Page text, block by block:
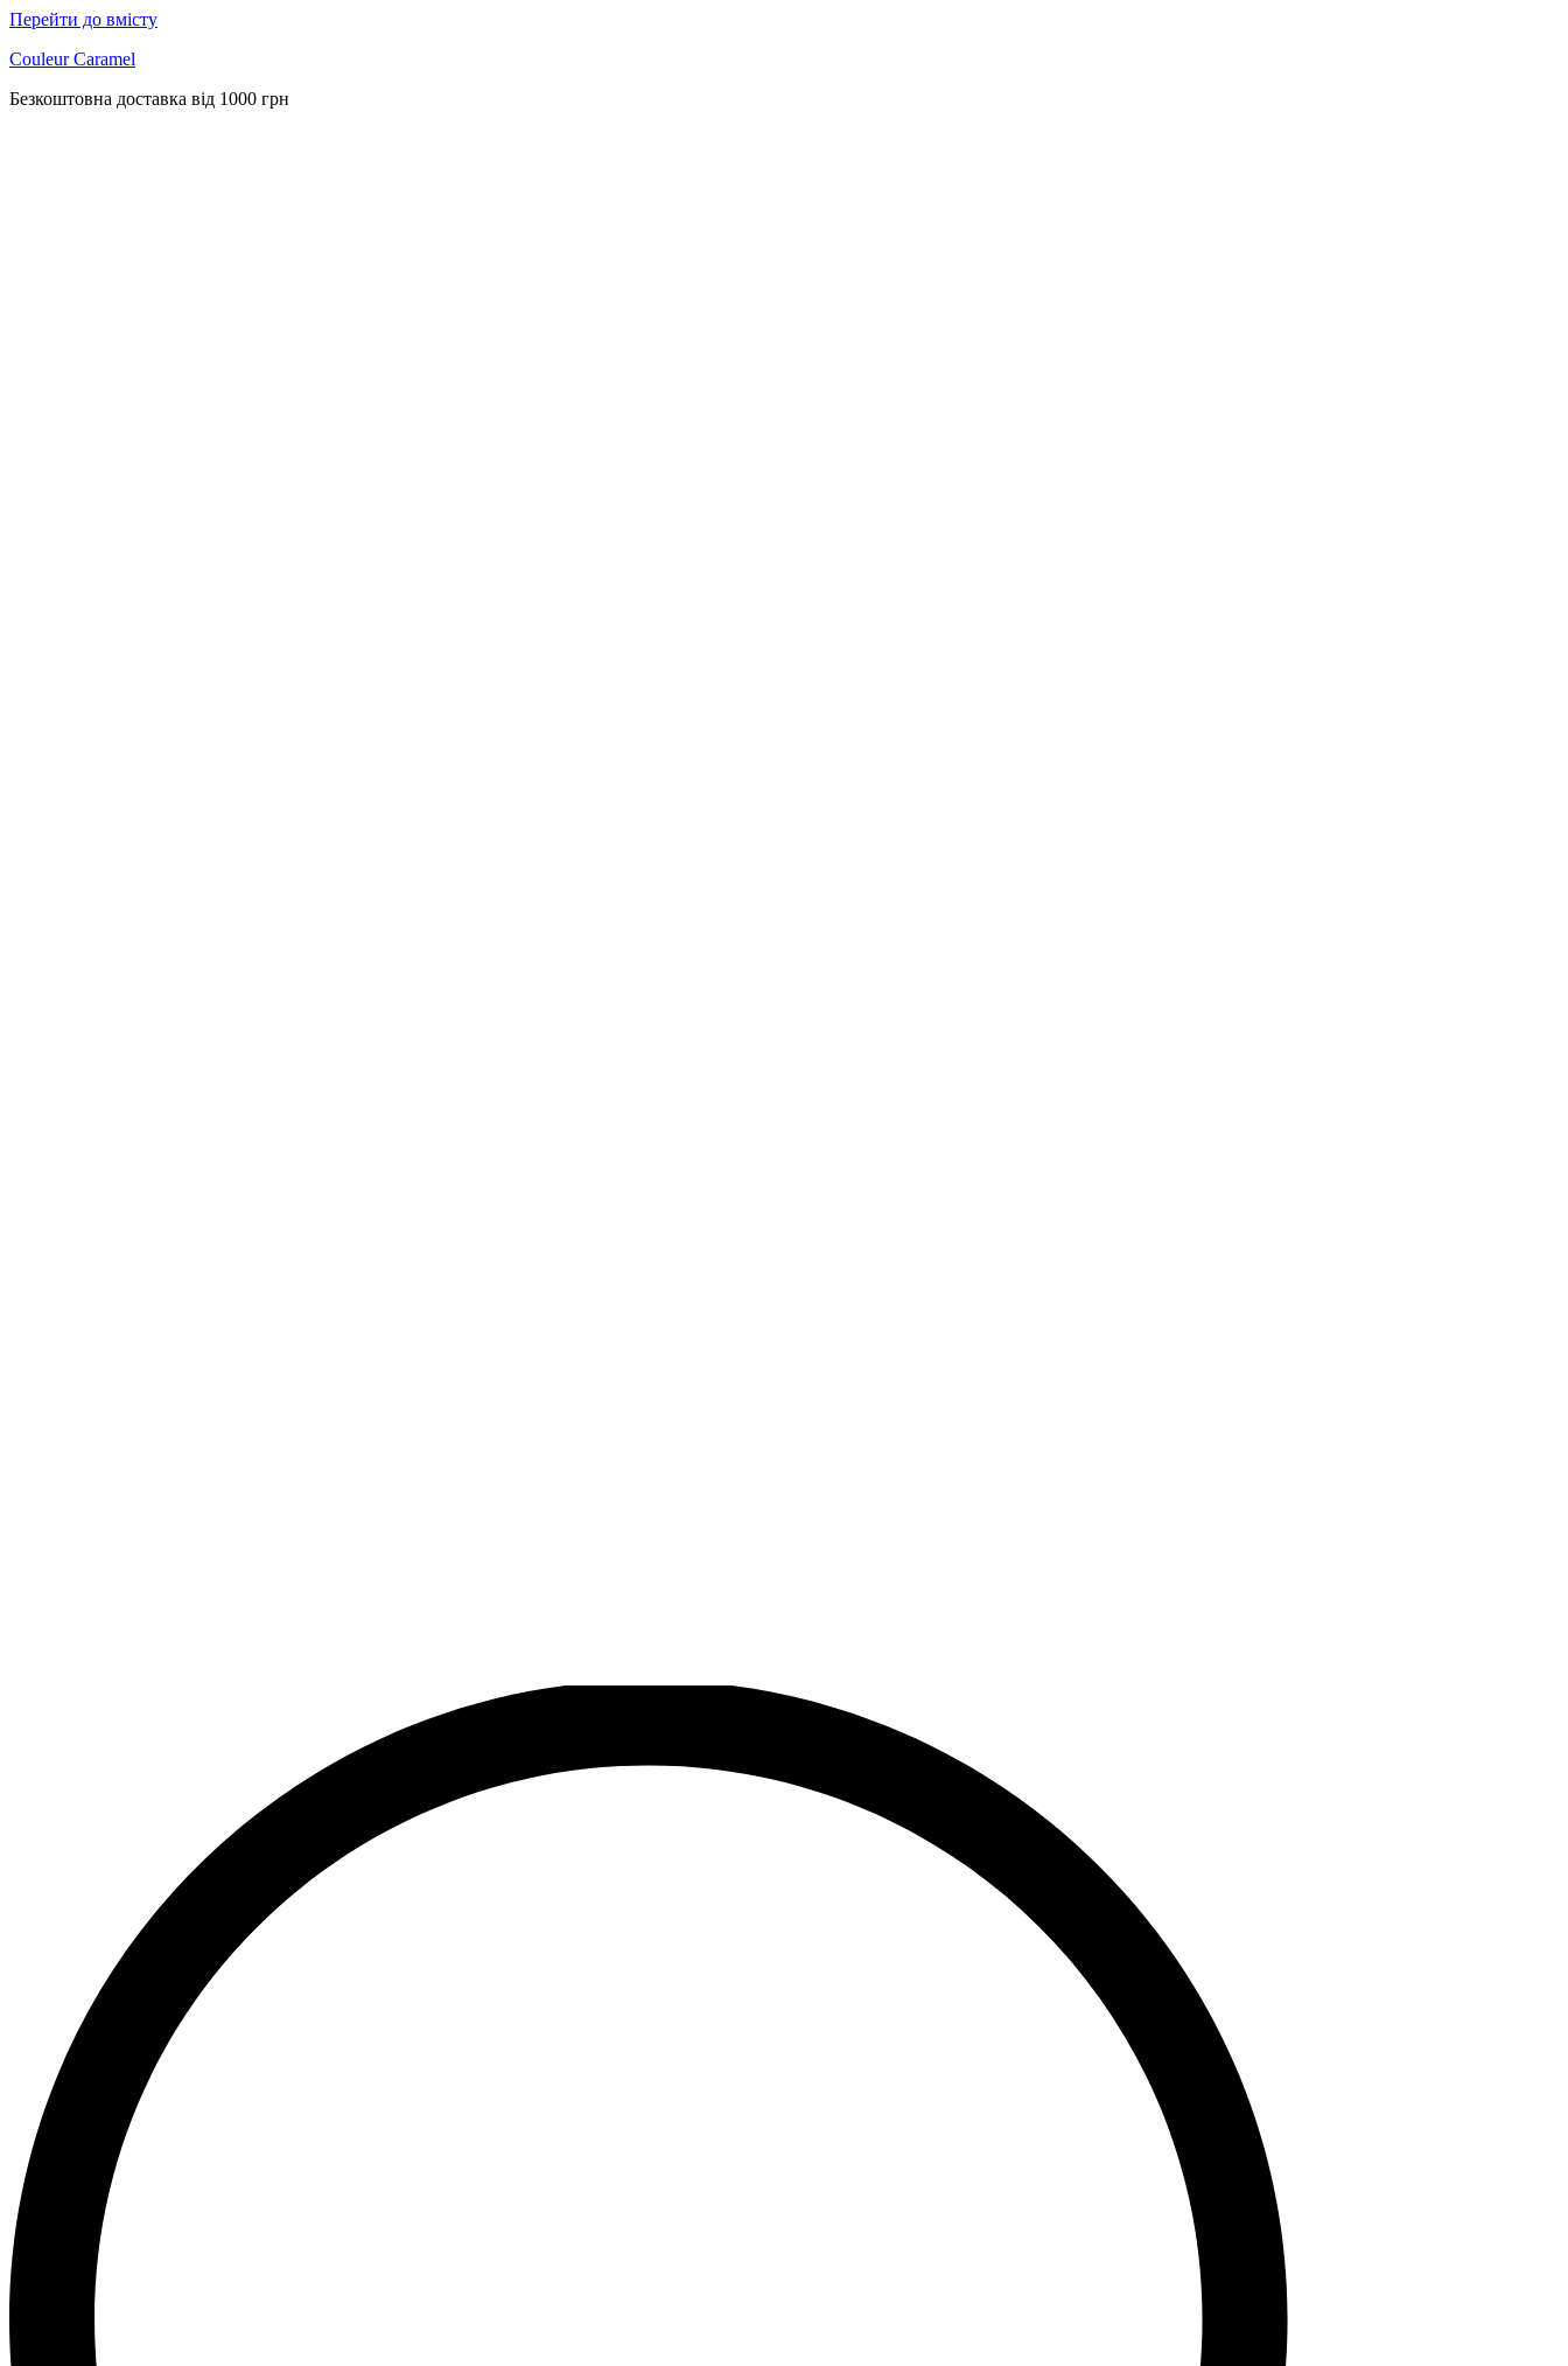
Перейти до вмісту
Couleur Caramel
Безкоштовна доставка від 1000 грн